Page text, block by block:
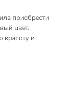
покупают
стильный
и какова их
приобрести
цвет.
красоту и